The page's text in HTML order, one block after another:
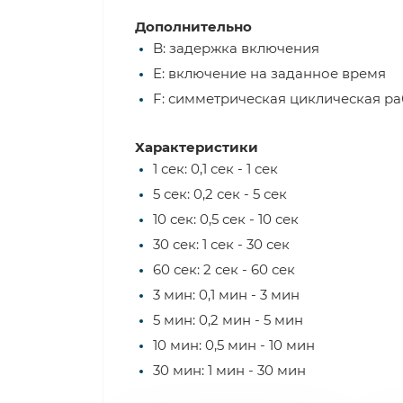
Дополнительно
B: задержка включения
E: включение на заданное время
F: симметрическая циклическая
Характеристики
1 сек: 0,1 сек - 1 сек
5 сек: 0,2 сек - 5 сек
10 сек: 0,5 сек - 10 сек
30 сек: 1 сек - 30 сек
60 сек: 2 сек - 60 сек
3 мин: 0,1 мин - 3 мин
5 мин: 0,2 мин - 5 мин
10 мин: 0,5 мин - 10 мин
30 мин: 1 мин - 30 мин